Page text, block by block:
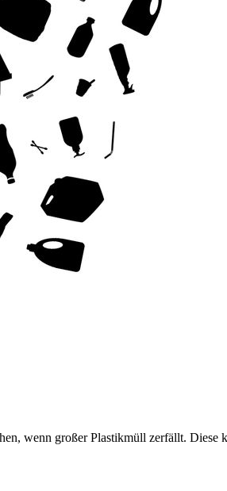
wenn großer Plastikmüll zerfällt. Diese